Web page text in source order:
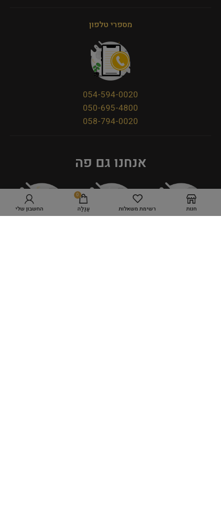
מספרי טלפון
054-594-0020
050-695-4800
058-794-0020
אנחנו גם פה
חנות רשימת משאלות
0
עֲגָלָה החשבון שלי